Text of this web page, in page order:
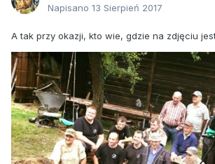
Napisano 13 Sierpień 2017
A tak przy okazji, kto wie, gdzie na zdjęciu